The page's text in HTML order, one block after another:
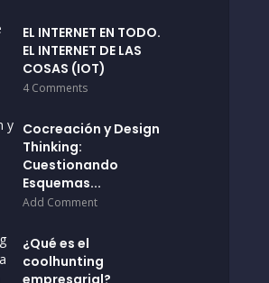
EL INTERNET EN TODO.
EL INTERNET DE LAS
COSAS (IOT)
4 Comments
Cocreación y Design
Thinking:
Cuestionando
Esquemas...
Add Comment
¿Qué es el
coolhunting
empresarial?